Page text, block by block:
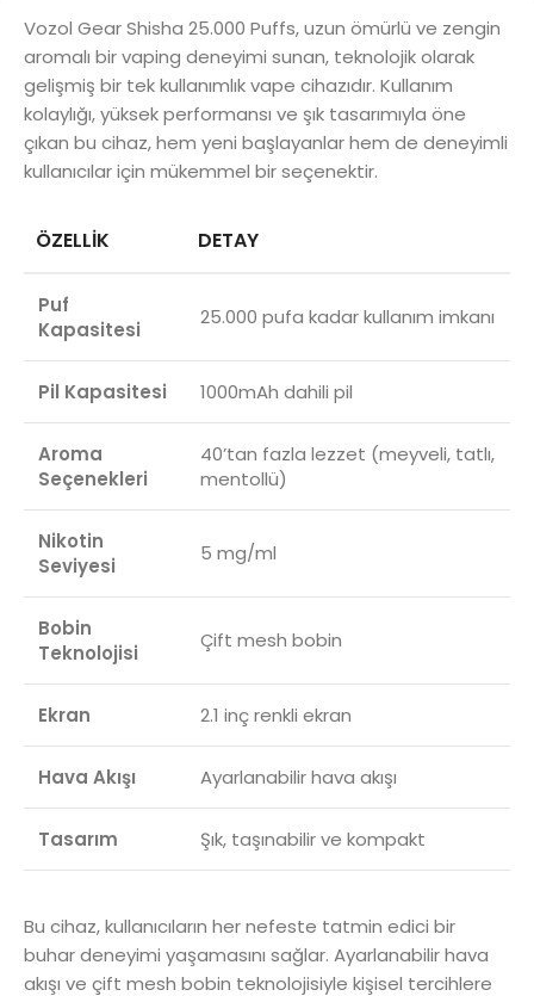
Vozol Gear Shisha 25.000 Puffs, uzun ömürlü ve zengin
aromalı bir vaping deneyimi sunan, teknolojik olarak
gelişmiş bir tek kullanımlık vape cihazıdır. Kullanım
kolaylığı, yüksek performansı ve şık tasarımıyla öne
çıkan bu cihaz, hem yeni başlayanlar hem de deneyimli
kullanıcılar için mükemmel bir seçenektir.
ÖZELLIK DETAY
Puf
Kapasitesi
25.000 pufa kadar kullanım imkanı
Pil Kapasitesi 1000mAh dahili pil
Aroma
Seçenekleri
40’tan fazla lezzet (meyveli, tatlı,
mentollü)
Nikotin
Seviyesi
5 mg/ml
Bobin
Teknolojisi
Çift mesh bobin
Ekran 2.1 inç renkli ekran
Hava Akışı Ayarlanabilir hava akışı
Tasarım Şık, taşınabilir ve kompakt
Bu cihaz, kullanıcıların her nefeste tatmin edici bir
buhar deneyimi yaşamasını sağlar. Ayarlanabilir hava
akışı ve çift mesh bobin teknolojisiyle kişisel tercihlere